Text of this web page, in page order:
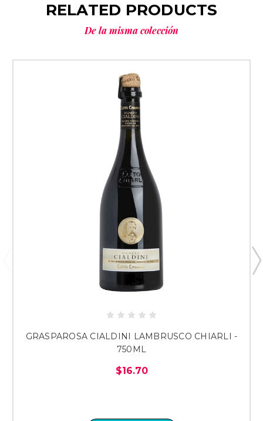
RELATED PRODUCTS
De la misma colección
GRASPAROSA CIALDINI LAMBRUSCO CHIARLI -
750ML
$16.70